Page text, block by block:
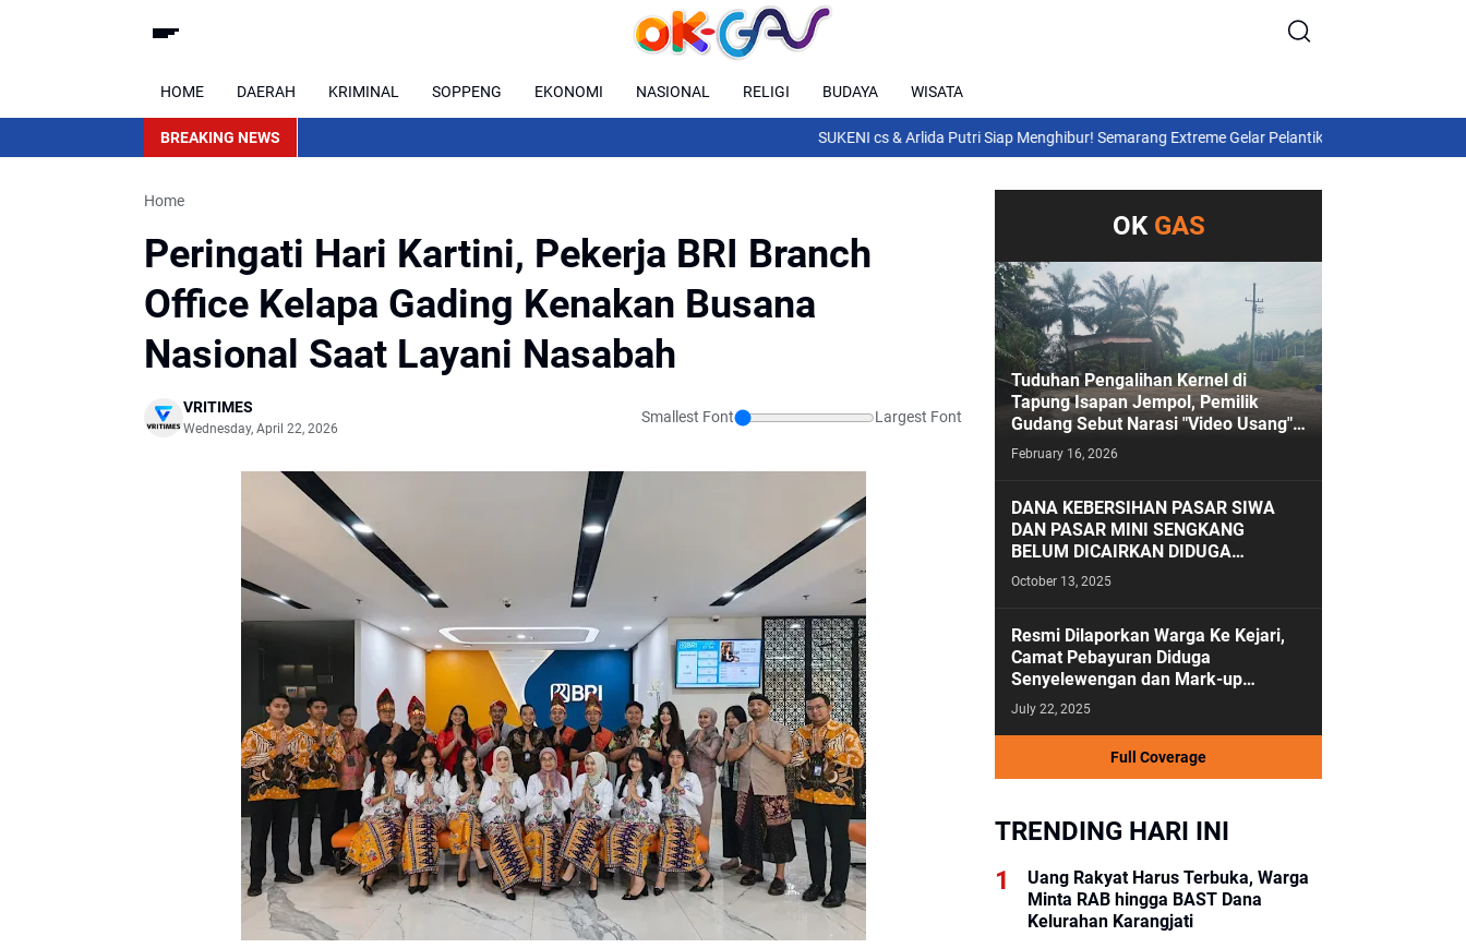
HOME DAERAH KRIMINAL SOPPENG EKONOMI NASIONAL RELIGI BUDAYA WISATA
BREAKING NEWS SUKENI cs & Arlida Putri Siap Menghibur! Semarang Extreme Gelar Pelantikan Akbar “Back On Track”
Home
Peringati Hari Kartini, Pekerja BRI Branch
Office Kelapa Gading Kenakan Busana
Nasional Saat Layani Nasabah
VRITIMES
Wednesday, April 22, 2026
Smallest Font Largest Font
OK GAS
Tuduhan Pengalihan Kernel di
Tapung Isapan Jempol, Pemilik
Gudang Sebut Narasi "Video Usang"
Sengaja Digoreng!
February 16, 2026
DANA KEBERSIHAN PASAR SIWA
DAN PASAR MINI SENGKANG
BELUM DICAIRKAN DIDUGA
ANGGARAN KEBERSIHAN SALAH
October 13, 2025
Resmi Dilaporkan Warga Ke Kejari,
Camat Pebayuran Diduga
Senyelewengan dan Mark-up
Anggaran Tahun 2023-2024
July 22, 2025
Full Coverage
TRENDING HARI INI
Uang Rakyat Harus Terbuka, Warga
Minta RAB hingga BAST Dana
Kelurahan Karangjati